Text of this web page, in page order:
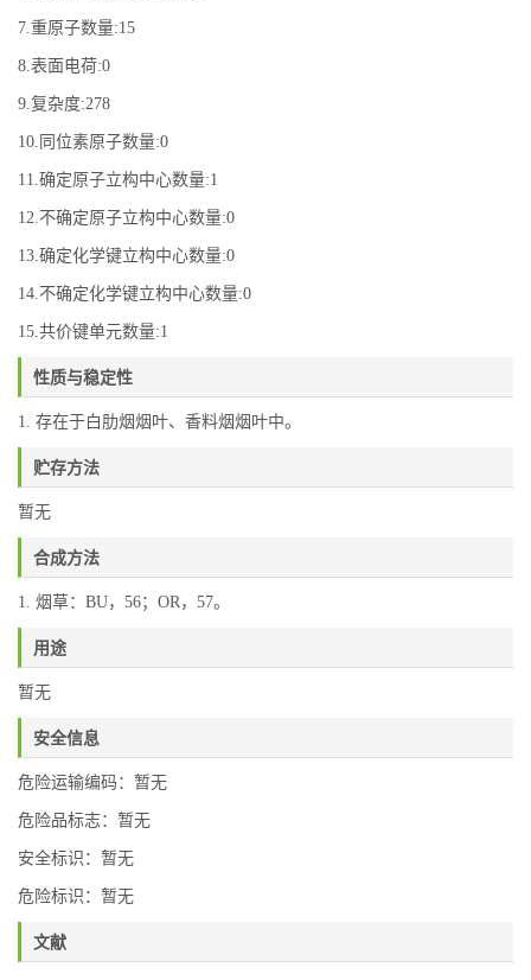
7.重原子数量:15
8.表面电荷:0
9.复杂度:278
10.同位素原子数量:0
11.确定原子立构中心数量:1
12.不确定原子立构中心数量:0
13.确定化学键立构中心数量:0
14.不确定化学键立构中心数量:0
15.共价键单元数量:1
性质与稳定性
1. 存在于白肋烟烟叶、香料烟烟叶中。
贮存方法
暂无
合成方法
1. 烟草：BU，56；OR，57。
用途
暂无
安全信息
危险运输编码：暂无
危险品标志：暂无
安全标识：暂无
危险标识：暂无
文献